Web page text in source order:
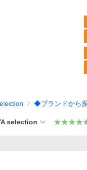
◆ブランドから
selection